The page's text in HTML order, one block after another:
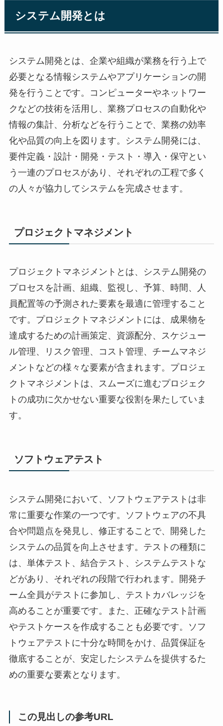
システム開発とは
システム開発とは、企業や組織が業務を行う上で
必要となる情報システムやアプリケーションの開
発を行うことです。コンピューターやネットワー
クなどの技術を活用し、業務プロセスの自動化や
情報の集計、分析などを行うことで、業務の効率
化や品質の向上を図ります。システム開発には、
要件定義・設計・開発・テスト・導入・保守とい
う一連のプロセスがあり、それぞれの工程で多く
の人々が協力してシステムを完成させます。
プロジェクトマネジメント
プロジェクトマネジメントとは、システム開発の
プロセスを計画、組織、監視し、予算、時間、人
員配置等の予測された要素を最適に管理すること
です。プロジェクトマネジメントには、成果物を
達成するための計画策定、資源配分、スケジュー
ル管理、リスク管理、コスト管理、チームマネジ
メントなどの様々な要素が含まれます。プロジェ
クトマネジメントは、スムーズに進むプロジェク
トの成功に欠かせない重要な役割を果たしていま
す。
ソフトウェアテスト
システム開発において、ソフトウェアテストは非
常に重要な作業の一つです。ソフトウェアの不具
合や問題点を発見し、修正することで、開発した
システムの品質を向上させます。テストの種類に
は、単体テスト、結合テスト、システムテストな
どがあり、それぞれの段階で行われます。開発チ
ーム全員がテストに参加し、テストカバレッジを
高めることが重要です。また、正確なテスト計画
やテストケースを作成することも必要です。ソフ
トウェアテストに十分な時間をかけ、品質保証を
徹底することが、安定したシステムを提供するた
めの重要な要素となります。
この見出しの参考URL